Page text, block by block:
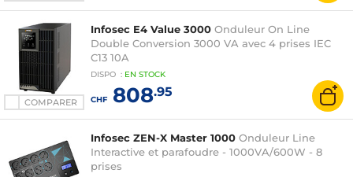
COMPARER
Infosec E4 Value 3000 Onduleur On Line
Double Conversion 3000 VA avec 4 prises IEC
C13 10A
DISPO : EN STOCK
CHF808.95
Infosec ZEN-X Master 1000 Onduleur Line
Interactive et parafoudre - 1000VA/600W - 8
prises